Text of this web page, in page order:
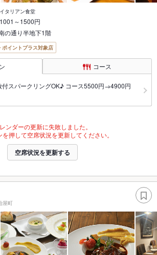
タリアン食堂
1001～1500円
の通り半地下1階
ポイントプラス対象店
コース
付スパークリングOK♪ コース5500円→4900円
ンダーの更新に失敗しました。
押して空席状況を更新してください。
空席状況を更新する
屋町